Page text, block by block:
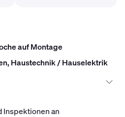
auf Montage
Haustechnik / Hauselektrik
Inspektionen an